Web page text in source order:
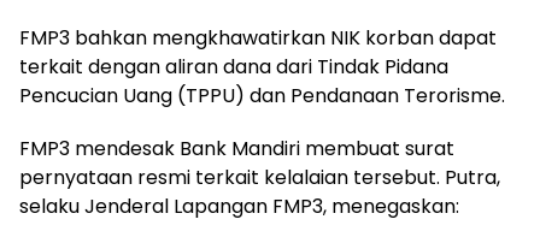
FMP3 bahkan mengkhawatirkan NIK korban dapat
terkait dengan aliran dana dari Tindak Pidana
Pencucian Uang (TPPU) dan Pendanaan Terorisme.
FMP3 mendesak Bank Mandiri membuat surat
pernyataan resmi terkait kelalaian tersebut. Putra,
selaku Jenderal Lapangan FMP3, menegaskan: